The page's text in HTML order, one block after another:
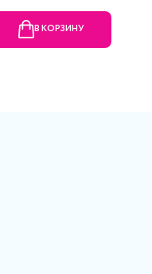
В КОРЗИНУ